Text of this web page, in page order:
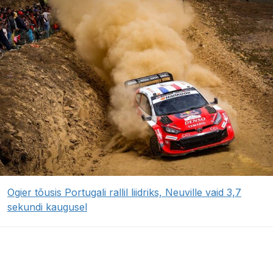
Ogier tõusis Portugali rallil liidriks, Neuville vaid 3,7
sekundi kaugusel